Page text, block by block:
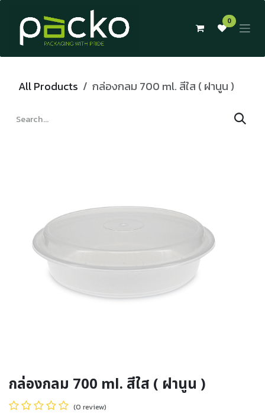
Skip to Content
0
All Products กล่องกลม 700 ml. สีใส ( ฝานูน )
กล่องกลม 700 ml. สีใส ( ฝานูน )
(0 review)